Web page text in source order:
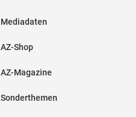
Mediadaten
AZ-Shop
AZ-Magazine
Sonderthemen